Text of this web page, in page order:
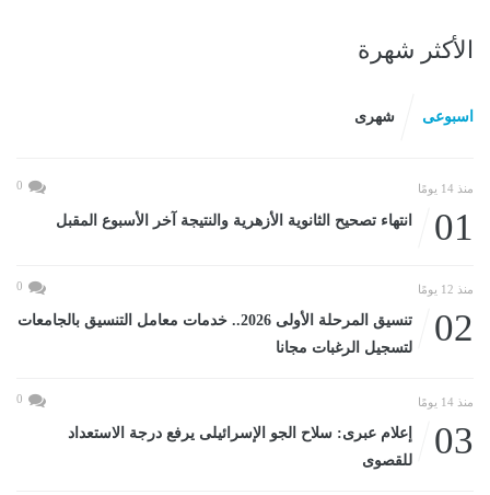
الأكثر شهرة
اسبوعى شهرى
منذ 14 يومًا 0
01 انتهاء تصحيح الثانوية الأزهرية والنتيجة آخر الأسبوع المقبل
منذ 12 يومًا 0
02
تنسيق المرحلة الأولى 2026.. خدمات معامل التنسيق بالجامعات
لتسجيل الرغبات مجانا
منذ 14 يومًا 0
03
إعلام عبرى: سلاح الجو الإسرائيلى يرفع درجة الاستعداد
للقصوى